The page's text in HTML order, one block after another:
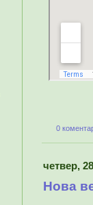
0
четвер,
Нова